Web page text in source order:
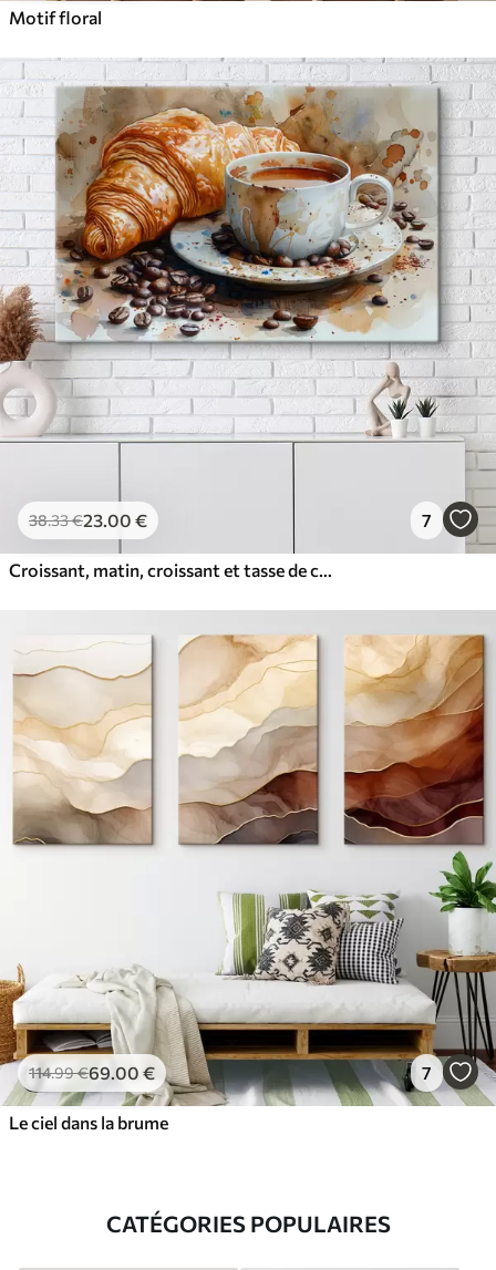
Motif floral
38.33€23.00 € 7
Croissant, matin, croissant et tasse de café, aquarelle
114.99€69.00 € 7
Le ciel dans la brume
CATÉGORIES POPULAIRES